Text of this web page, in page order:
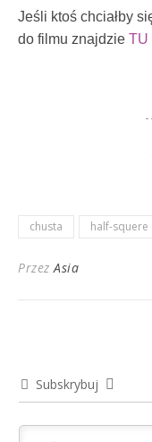
Jeśli ktoś chciałby
do filmu znajdzie TU
chusta half-squere
PrzezAsia
Subskrybuj